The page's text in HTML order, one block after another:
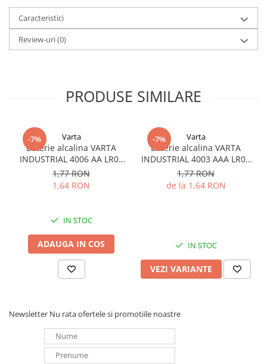
Utilizare:
Respecta polaritatea (+/-)
Nu arunca in foc
Nu reincarca
Nu dezasambla
Caracteristici
Review-uri(0)
PRODUSE SIMILARE
-7% Varta
Baterie alcalina VARTA
INDUSTRIAL 4006 AA LR06
1.5V bulk
1,77 RON
1,64 RON
IN STOC
ADAUGA IN COS
-7% Varta
Baterie alcalina VARTA
INDUSTRIAL 4003 AAA LR03
1.5V
1,77 RON
de la 1,64 RON
IN STOC
VEZI VARIANTE
Newsletter Nu rata ofertele si promotiile noastre